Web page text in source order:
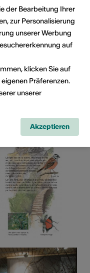
der Bearbeitung Ihrer
zur Personalisierung
unserer Werbung
auf
klicken Sie auf
Präferenzen.
unserer
Akzeptieren